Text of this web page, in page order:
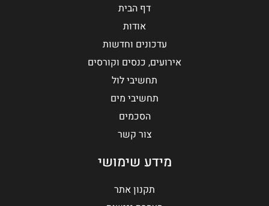
דף הבית
אודות
עדכונים וחדשות
אירועים, כנסים וקורסים
תחשיבי לול
תחשיבי מים
הסכמים
צור קשר
מידע שימושי
תקנון אתר